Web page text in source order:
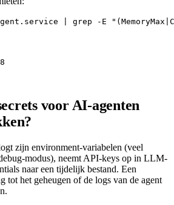
| grep -E
voor AI-agenten
zijn environment-variabelen (veel
modus), neemt API-keys op in LLM-
naar een tijdelijk bestand. Een
tot het geheugen of de logs van de agent